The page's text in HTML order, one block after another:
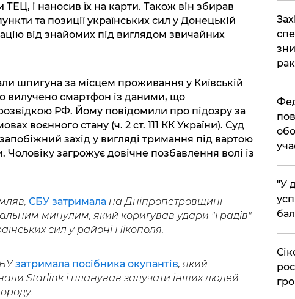
і наносив їх на карти. Також він збирав
та позиції українських сил у Донецькій
від знайомих під виглядом звичайних
шпигуна за місцем проживання у Київській
вилучено смартфон із даними, що
РФ. Йому повідомили про підозру за
воєнного стану (ч. 2 ст. 111 КК України). Суд
захід у вигляді тримання під вартою
Чоловіку загрожує довічне позбавлення волі із
СБУ затрималана Дніпропетровщині
минулим, який коригував удари "Градів"
сил у районі Нікополя.
затримала посібника окупантів, який
Starlink і планував залучати інших людей
​"У